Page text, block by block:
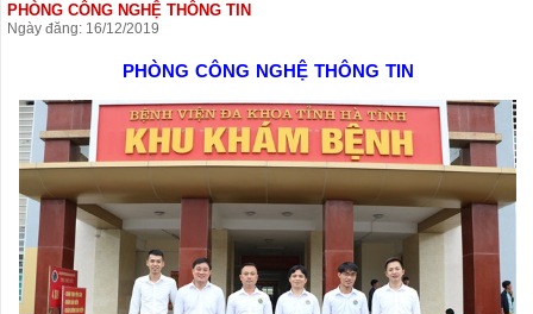
PHÒNG CÔNG NGHỆ THÔNG TIN
Ngày đăng: 16/12/2019
PHÒNG CÔNG NGHỆ THÔNG TIN